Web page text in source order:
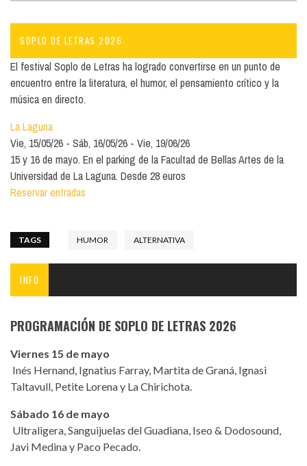
SOPLO DE LETRAS 2026
El festival Soplo de Letras ha logrado convertirse en un punto de
encuentro entre la literatura, el humor, el pensamiento crítico y la
música en directo.
La Laguna
Vie, 15/05/26
Sáb, 16/05/26
Vie, 19/06/26
15 y 16 de mayo. En el parking de la Facultad de Bellas Artes de la
Universidad de La Laguna. Desde 28 euros
Reservar entradas
TAGS HUMOR ALTERNATIVA
INFO
PROGRAMACIÓN DE SOPLO DE LETRAS 2026
Viernes 15 de mayo
Inés Hernand, Ignatius Farray, Martita de Graná, Ignasi
Taltavull, Petite Lorena y La Chirichota.
Sábado 16 de mayo
Ultraligera, Sanguijuelas del Guadiana, Iseo & Dodosound,
Javi Medina y Paco Pecado.